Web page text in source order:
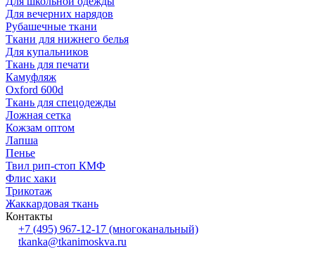
Для вечерних нарядов
Рубашечные ткани
Ткани для нижнего белья
Для купальников
Ткань для печати
Камуфляж
Oxford 600d
Ткань для спецодежды
Ложная сетка
Кожзам оптом
Лапша
Пенье
Твил рип-стоп КМФ
Флис хаки
Трикотаж
Жаккардовая ткань
Контакты
+7 (495) 967-12-17 (многоканальный)
tkanka@tkanimoskva.ru